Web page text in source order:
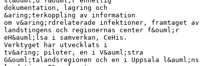
dokumentation, lagring och
&aring;terkoppling av information
om v&aring;rdrelaterade infektioner, framtaget av
landstingens och regionernas center f&ouml;r
eH&auml;lsa i samverkan, CeHis.
Verktyget har utvecklats i
tv&aring; piloter, en i V&auml;stra
G&ouml;talandsregionen och en i Uppsala l&auml;ns